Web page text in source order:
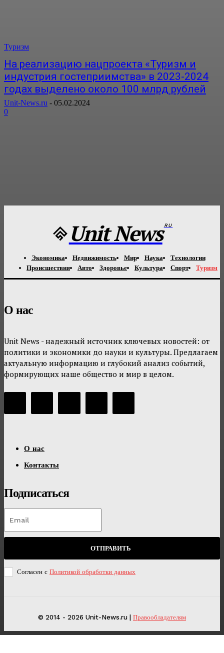
Туризм
На реализацию нацпроекта «Туризм и
индустрия гостеприимства» в 2023-2024
годах выделено около 100 млрд рублей
Unit-News.ru - 05.02.2024
0
Unit News RU
Экономика Недвижимость Мир Наука
Технологии
Происшествия
Авто Здоровье Культура Спорт Туризм
О нас
Unit News - надежный источник ключевых новостей: от
политики и экономики до науки и культуры. Предлагаем
актуальную информацию и глубокий анализ событий,
формирующих наше общество и мир в целом.
О нас
Контакты
Подписаться
ОТПРАВИТЬ
Согласен с Политикой обработки данных
© 2014 - 2026 Unit-News.ru | Правообладателям